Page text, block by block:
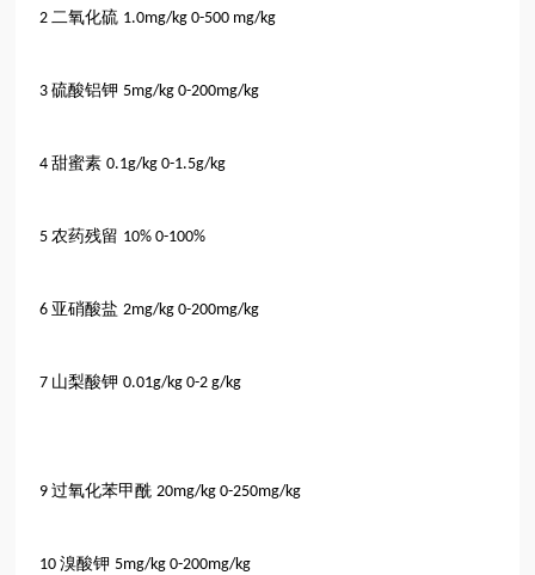
2二氧化硫 1.0mg/kg 0-500 mg/kg
3硫酸铝钾 5mg/kg 0-200mg/kg
4甜蜜素0.1g/kg 0-1.5g/kg
5农药残留 10% 0-100%
6 亚硝酸盐 2mg/kg 0-200mg/kg
7 山梨酸钾0.01g/kg 0-2 g/kg
9过氧化苯甲酰 20mg/kg 0-250mg/kg
10溴酸钾 5mg/kg 0-200mg/kg